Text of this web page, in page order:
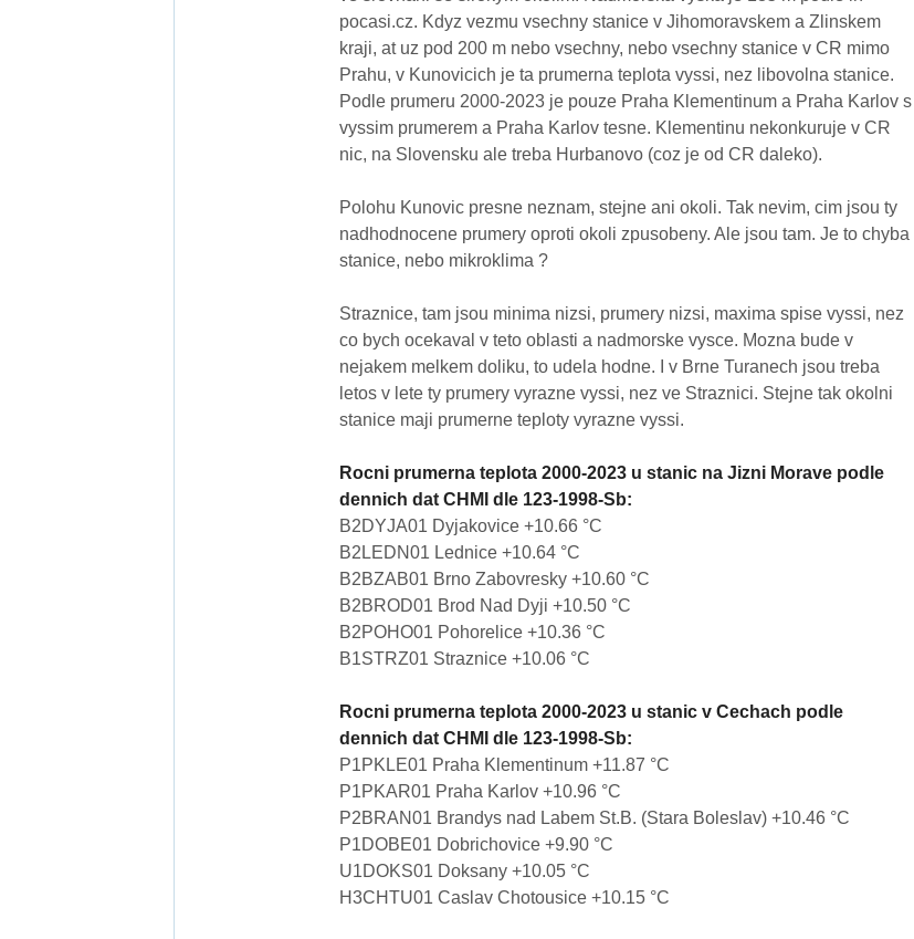
pocasi.cz. Kdyz vezmu vsechny stanice v Jihomoravskem a Zlinskem
kraji, at uz pod 200 m nebo vsechny, nebo vsechny stanice v CR mimo
Prahu, v Kunovicich je ta prumerna teplota vyssi, nez libovolna stanice.
Podle prumeru 2000-2023 je pouze Praha Klementinum a Praha Karlov s
vyssim prumerem a Praha Karlov tesne. Klementinu nekonkuruje v CR
nic, na Slovensku ale treba Hurbanovo (coz je od CR daleko).
Polohu Kunovic presne neznam, stejne ani okoli. Tak nevim, cim jsou ty
nadhodnocene prumery oproti okoli zpusobeny. Ale jsou tam. Je to chyba
stanice, nebo mikroklima ?
Straznice, tam jsou minima nizsi, prumery nizsi, maxima spise vyssi, nez
co bych ocekaval v teto oblasti a nadmorske vysce. Mozna bude v
nejakem melkem doliku, to udela hodne. I v Brne Turanech jsou treba
letos v lete ty prumery vyrazne vyssi, nez ve Straznici. Stejne tak okolni
stanice maji prumerne teploty vyrazne vyssi.
Rocni prumerna teplota 2000-2023 u stanic na Jizni Morave podle
dennich dat CHMI dle 123-1998-Sb:
B2DYJA01 Dyjakovice +10.66 °C
B2LEDN01 Lednice +10.64 °C
B2BZAB01 Brno Zabovresky +10.60 °C
B2BROD01 Brod Nad Dyji +10.50 °C
B2POHO01 Pohorelice +10.36 °C
B1STRZ01 Straznice +10.06 °C
Rocni prumerna teplota 2000-2023 u stanic v Cechach podle
dennich dat CHMI dle 123-1998-Sb:
P1PKLE01 Praha Klementinum +11.87 °C
P1PKAR01 Praha Karlov +10.96 °C
P2BRAN01 Brandys nad Labem St.B. (Stara Boleslav) +10.46 °C
P1DOBE01 Dobrichovice +9.90 °C
U1DOKS01 Doksany +10.05 °C
H3CHTU01 Caslav Chotousice +10.15 °C